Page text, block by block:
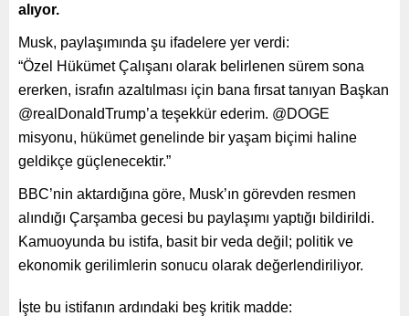
alıyor.
Musk, paylaşımında şu ifadelere yer verdi:
“Özel Hükümet Çalışanı olarak belirlenen sürem sona
ererken, israfın azaltılması için bana fırsat tanıyan Başkan
@realDonaldTrump’a teşekkür ederim. @DOGE
misyonu, hükümet genelinde bir yaşam biçimi haline
geldikçe güçlenecektir.”
BBC’nin aktardığına göre, Musk’ın görevden resmen
alındığı Çarşamba gecesi bu paylaşımı yaptığı bildirildi.
Kamuoyunda bu istifa, basit bir veda değil; politik ve
ekonomik gerilimlerin sonucu olarak değerlendiriliyor.
İşte bu istifanın ardındaki beş kritik madde: